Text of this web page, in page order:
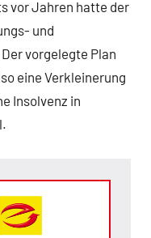
vor Jahren hatte der
und
vorgelegte Plan
eine Verkleinerung
Insolvenz in